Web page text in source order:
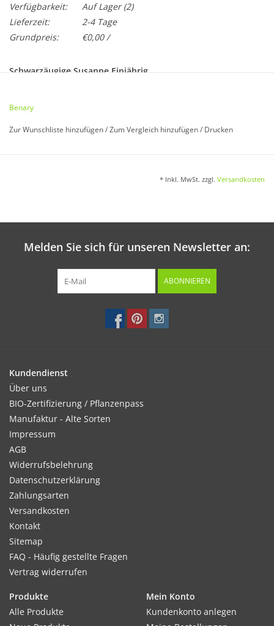
Verfügbarkeit:
Auf Lager(2)
Lieferzeit:
2-4 Tage
Grundpreis:
€0,00 /
Schwarzäugige Susanne Einjährig
Keimung:
Standort:
Warmer, sonniger und geschützter Platz vorteilhaft.
Ernte / Blüte:
Ab August - September
Verwendung:
Für Beete, Mauern, Zäune und Ampeln.
Tipp:
Benary
Zur Wunschliste hinzufügen/Zum Vergleich hinzufügen/ Drucken
* Inkl. MwSt. zzgl. Versandkosten
Melden Sie sich für unseren Newsletter an:
ABONNIEREN
Kundendienst
Über uns
BIO-Zertifizierung / Pflanzenpass
Manufaktur - Alte Sorten
Impressum
AGB
Widerrufsbelehrung
Datenschutzerklärung
Zahlungsarten
Versandkosten
Kontakt
Sitemap
FAQ - Häufig gestellte Fragen
Vertrag widerrufen
Produkte
Alle Produkte
Mein Konto
Kundenkonto anlegen